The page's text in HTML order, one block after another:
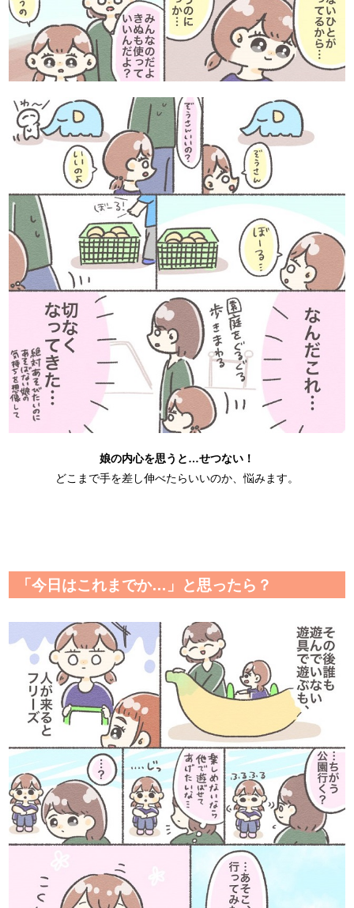
娘の内心を思うと…せつない！
どこまで手を差し伸べたらいいのか、悩みます。
「今日はこれまでか…」と思ったら？